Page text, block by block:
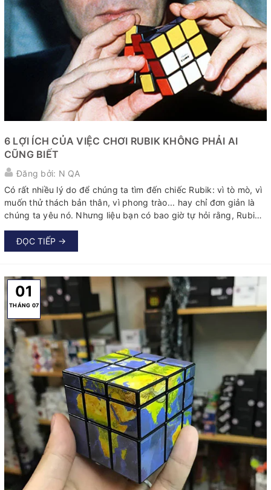
6 LỢI ÍCH CỦA VIỆC CHƠI RUBIK KHÔNG PHẢI AI
CŨNG BIẾT
Đăng bởi: N QA
Có rất nhiều lý do để chúng ta tìm đến chiếc Rubik: vì tò mò, vì
muốn thử thách bản thân, vì phong trào... hay chỉ đơn giản là
chúng ta yêu nó. Nhưng liệu bạn có bao giờ tự hỏi rằng, Rubik
mang lại hay không?
ĐỌC TIẾP →
01
THÁNG 07